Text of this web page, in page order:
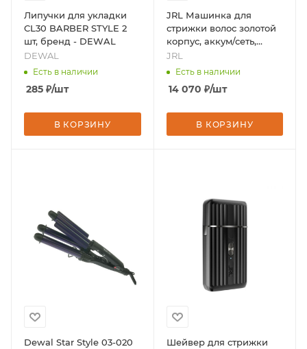
Липучки для укладки
CL30 BARBER STYLE 2
шт, бренд - DEWAL
DEWAL
Есть в наличии
285 ₽/шт
В КОРЗИНУ
JRL Машинка для
стрижки волос золотой
корпус, аккум/сеть,
регулир.нож 45мм. FF
2020C-G, бренд - JRL
JRL
Есть в наличии
14 070 ₽/шт
В КОРЗИНУ
Dewal Star Style 03-020
Шейвер для стрижки